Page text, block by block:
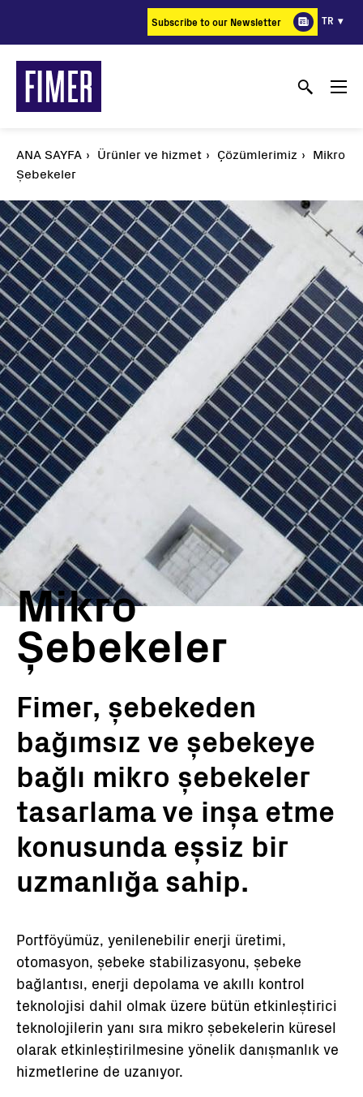
Subscribe to our Newsletter TR
ANA SAYFA Ürünler ve hizmet Çözümlerimiz
Mikro
Şebekeler
Mikro
Şebekeler
Fimer, şebekeden
bağımsız ve şebekeye
bağlı mikro şebekeler
tasarlama ve inşa etme
konusunda eşsiz bir
uzmanlığa sahip.
Portföyümüz, yenilenebilir enerji üretimi,
otomasyon, şebeke stabilizasyonu, şebeke
bağlantısı, enerji depolama ve akıllı kontrol
teknolojisi dahil olmak üzere bütün etkinleştirici
teknolojilerin yanı sıra mikro şebekelerin küresel
olarak etkinleştirilmesine yönelik danışmanlık ve
hizmetlerine de uzanıyor.